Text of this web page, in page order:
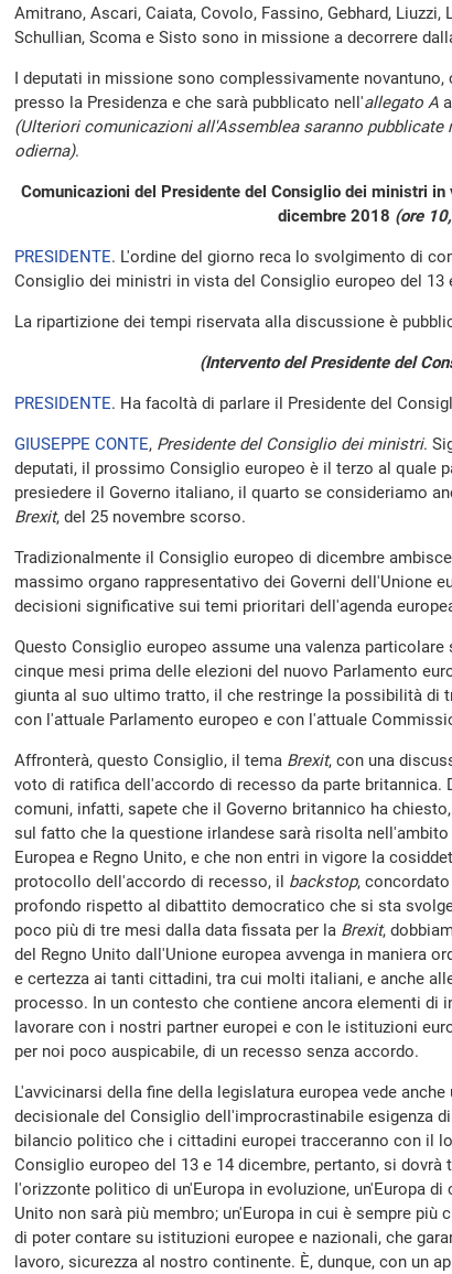
Amitrano, Ascari, Caiata, Covolo, Fassino, Gebhard, Liuzzi,
Schullian, Scoma e Sisto sono in missione a decorrere
I deputati in missione sono complessivamente
presso la Presidenza e che sarà pubblicato nell'allegato A
(Ulteriori comunicazioni all'Assemblea saranno pubblicate
odierna).
Comunicazioni del Presidente del Consiglio dei ministri
dicembre 2018 (ore
PRESIDENTE. L'ordine del giorno reca lo svolgimento di
Consiglio dei ministri in vista del Consiglio europeo del 13
La ripartizione dei tempi riservata alla discussione è
(Intervento del Presidente del
PRESIDENTE. Ha facoltà di parlare il Presidente del
GIUSEPPE CONTE, Presidente del Consiglio dei ministri.
deputati, il prossimo Consiglio europeo è il terzo al quale
presiedere il Governo italiano, il quarto se consideriamo
Brexit, del 25 novembre scorso.
Tradizionalmente il Consiglio europeo di dicembre
massimo organo rappresentativo dei Governi dell'Unione
decisioni significative sui temi prioritari dell'agenda
Questo Consiglio europeo assume una valenza
cinque mesi prima delle elezioni del nuovo Parlamento
giunta al suo ultimo tratto, il che restringe la possibilità di
con l'attuale Parlamento europeo e con l'attuale
Affronterà, questo Consiglio, il tema Brexit, con una
voto di ratifica dell'accordo di recesso da parte britannica.
comuni, infatti, sapete che il Governo britannico ha
sul fatto che la questione irlandese sarà risolta
Europea e Regno Unito, e che non entri in vigore la
protocollo dell'accordo di recesso, il backstop,
profondo rispetto al dibattito democratico che si sta
poco più di tre mesi dalla data fissata per la Brexit,
del Regno Unito dall'Unione europea avvenga in maniera
e certezza ai tanti cittadini, tra cui molti italiani, e anche
processo. In un contesto che contiene ancora elementi di
lavorare con i nostri partner europei e con le istituzioni
per noi poco auspicabile, di un recesso senza accordo.
L'avvicinarsi della fine della legislatura europea vede
decisionale del Consiglio dell'improcrastinabile esigenza
bilancio politico che i cittadini europei tracceranno con il
Consiglio europeo del 13 e 14 dicembre, pertanto, si dovrà
l'orizzonte politico di un'Europa in evoluzione, un'Europa
Unito non sarà più membro; un'Europa in cui è sempre più
di poter contare su istituzioni europee e nazionali, che
lavoro, sicurezza al nostro continente. È, dunque, con un